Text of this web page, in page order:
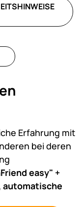
Erfahrung mit
bei deren
easy" +
automatische